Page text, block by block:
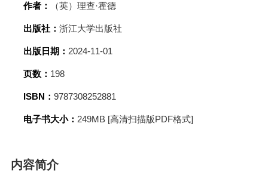
作者： （英）理查·霍德
出版社： 浙江大学出版社
出版日期： 2024-11-01
页数： 198
ISBN： 9787308252881
电子书大小： 249MB [高清扫描版PDF格式]
内容简介